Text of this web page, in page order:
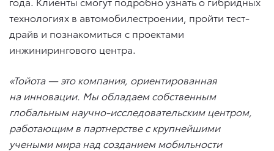
технологиях в автомобилестроении, пройти тест-
драйв и познакомиться с проектами
инжинирингового центра.
«Тойота — это компания, ориентированная
на инновации. Мы обладаем собственным
глобальным научно-исследовательским центром,
работающим в партнерстве с крупнейшими
учеными мира над созданием мобильности